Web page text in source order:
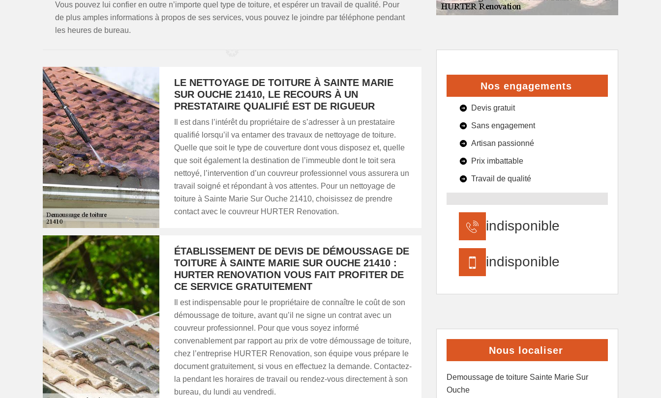
Vous pouvez lui confier en outre n’importe quel type de toiture, et espérer un travail de qualité. Pour
de plus amples informations à propos de ses services, vous pouvez le joindre par téléphone pendant
les heures de bureau.
LE NETTOYAGE DE TOITURE À SAINTE MARIE
SUR OUCHE 21410, LE RECOURS À UN
PRESTATAIRE QUALIFIÉ EST DE RIGUEUR
Il est dans l’intérêt du propriétaire de s’adresser à un prestataire
qualifié lorsqu’il va entamer des travaux de nettoyage de toiture.
Quelle que soit le type de couverture dont vous disposez et, quelle
que soit également la destination de l’immeuble dont le toit sera
nettoyé, l’intervention d’un couvreur professionnel vous assurera un
travail soigné et répondant à vos attentes. Pour un nettoyage de
toiture à Sainte Marie Sur Ouche 21410, choisissez de prendre
contact avec le couvreur HURTER Renovation.
ÉTABLISSEMENT DE DEVIS DE DÉMOUSSAGE DE
TOITURE À SAINTE MARIE SUR OUCHE 21410 :
HURTER RENOVATION VOUS FAIT PROFITER DE
CE SERVICE GRATUITEMENT
Il est indispensable pour le propriétaire de connaître le coût de son
démoussage de toiture, avant qu’il ne signe un contrat avec un
couvreur professionnel. Pour que vous soyez informé
convenablement par rapport au prix de votre démoussage de toiture,
chez l’entreprise HURTER Renovation, son équipe vous prépare le
document gratuitement, si vous en effectuez la demande. Contactez-
la pendant les horaires de travail ou rendez-vous directement à son
bureau, du lundi au vendredi.
Nos engagements
Devis gratuit
Sans engagement
Artisan passionné
Prix imbattable
Travail de qualité
indisponible
indisponible
Nous localiser
Demoussage de toiture Sainte Marie Sur
Ouche